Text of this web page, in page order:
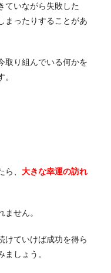
ていながら失敗した
まったりすることがあ
取り組んでいる何かを
、 大きな幸運の訪れ
せん。
けていけば成功を得ら
しょう。